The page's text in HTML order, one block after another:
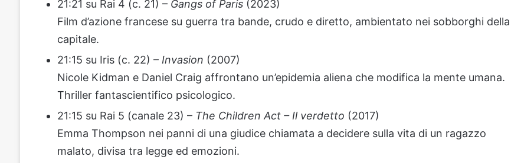
21:21 su Rai 4 (c. 21) – Gangs of Paris(2023)
Film d’azione francese su guerra tra bande, crudo e diretto, ambientato nei sobborghi della
capitale.
21:15 su Iris (c. 22) – Invasion (2007)
Nicole Kidman e Daniel Craig affrontano un’epidemia aliena che modifica la mente umana.
Thriller fantascientifico psicologico.
21:15 su Rai 5 (canale 23) – The Children Act – Il verdetto (2017)
Emma Thompson nei panni di una giudice chiamata a decidere sulla vita di un ragazzo
malato, divisa tra legge ed emozioni.